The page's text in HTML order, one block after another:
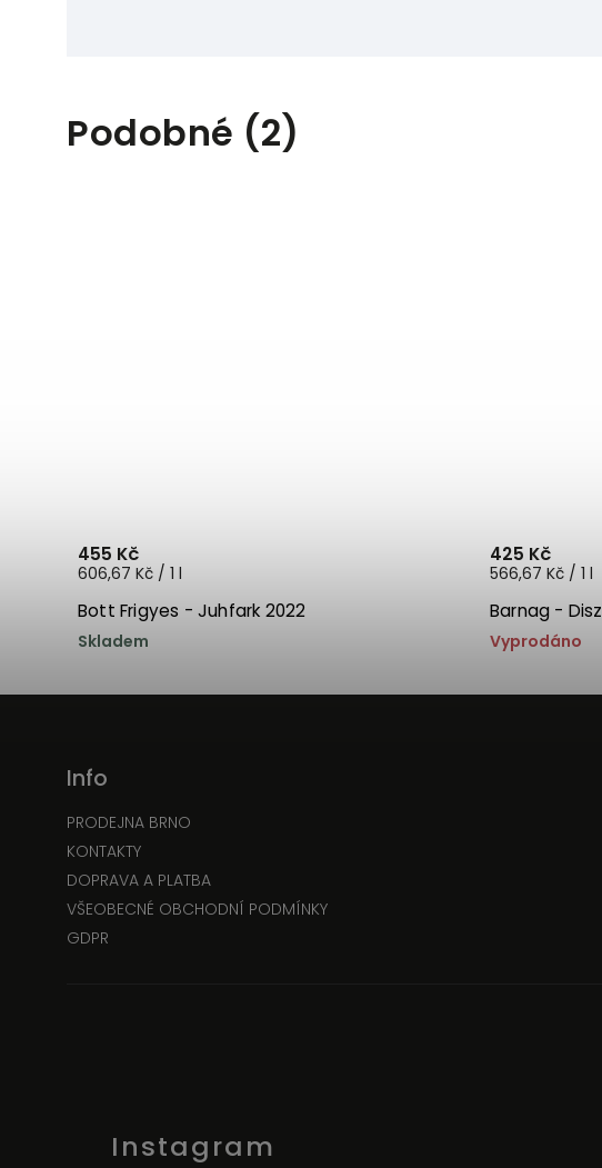
Podobné (2)
Bott Frigyes - Juhfark 2022
Skladem
455 Kč
606,67 Kč / 1 l
Barnag -
Vyprodáno
425 Kč
566,67 Kč / 1 l
Info
PRODEJNA BRNO
KONTAKTY
DOPRAVA A PLATBA
VŠEOBECNÉ OBCHODNÍ PODMÍNKY
GDPR
Instagram